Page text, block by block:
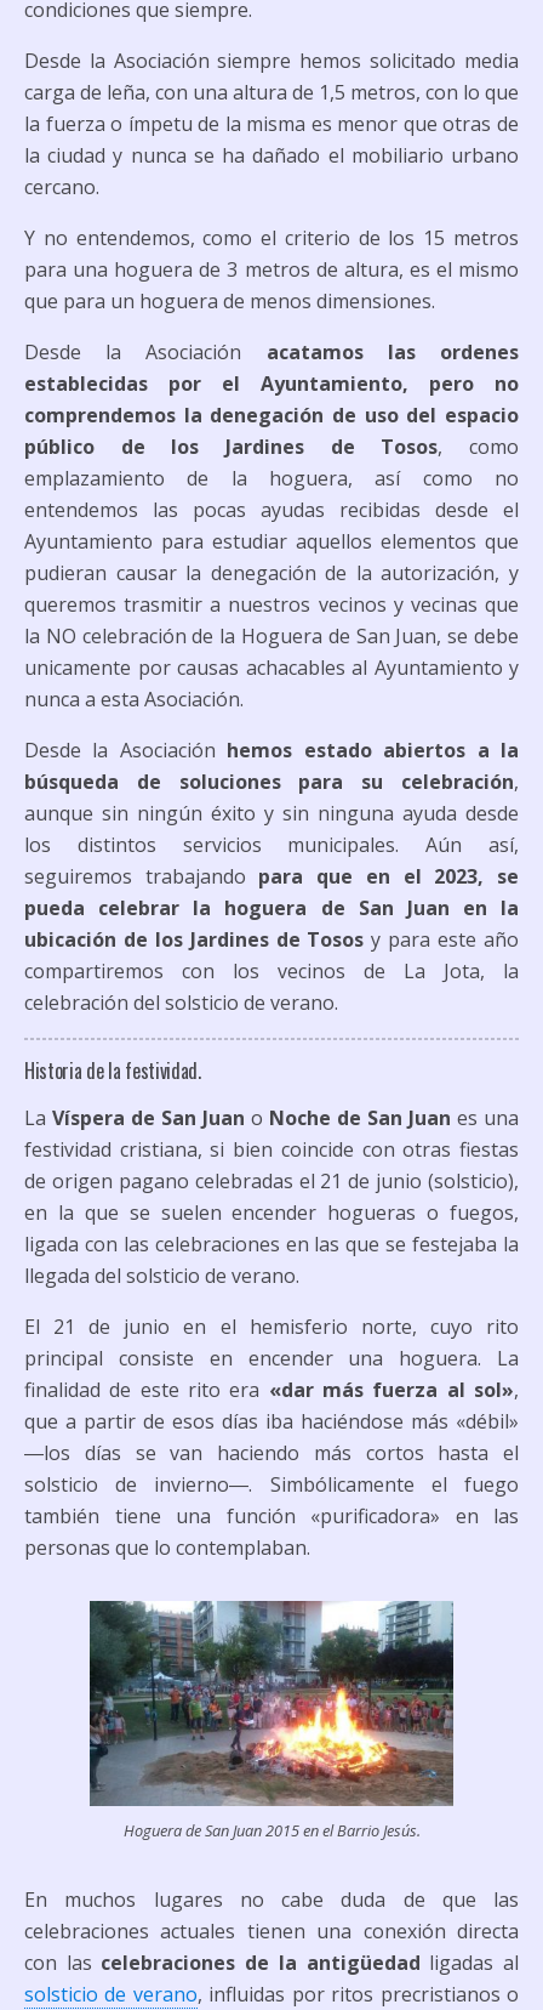
condiciones que siempre.
Desde la Asociación siempre hemos solicitado media
carga de leña, con una altura de 1,5 metros, con lo que
la fuerza o ímpetu de la misma es menor que otras de
la ciudad y nunca se ha dañado el mobiliario urbano
cercano.
Y no entendemos, como el criterio de los 15 metros
para una hoguera de 3 metros de altura, es el mismo
que para un hoguera de menos dimensiones.
Desde la Asociación acatamos las ordenes
establecidas por el Ayuntamiento, pero no
comprendemos la denegación de uso del espacio
público de los Jardines de Tosos, como
emplazamiento de la hoguera, así como no
entendemos las pocas ayudas recibidas desde el
Ayuntamiento para estudiar aquellos elementos que
pudieran causar la denegación de la autorización, y
queremos trasmitir a nuestros vecinos y vecinas que
la NO celebración de la Hoguera de San Juan, se debe
unicamente por causas achacables al Ayuntamiento y
nunca a esta Asociación.
Desde la Asociación hemos estado abiertos a la
búsqueda de soluciones para su celebración,
aunque sin ningún éxito y sin ninguna ayuda desde
los distintos servicios municipales. Aún así,
seguiremos trabajando para que en el 2023, se
pueda celebrar la hoguera de San Juan en la
ubicación de los Jardines de Tosos y para este año
compartiremos con los vecinos de La Jota, la
celebración del solsticio de verano.
Historia de la festividad.
La Víspera de San Juan o Noche de San Juan es una
festividad cristiana, si bien coincide con otras fiestas
de origen pagano celebradas el 21 de junio (solsticio),
en la que se suelen encender hogueras o fuegos,
ligada con las celebraciones en las que se festejaba la
llegada del solsticio de verano.
El 21 de junio en el hemisferio norte, cuyo rito
principal consiste en encender una hoguera. La
finalidad de este rito era «dar más fuerza al sol»,
que a partir de esos días iba haciéndose más «débil»
―los días se van haciendo más cortos hasta el
solsticio de invierno―. Simbólicamente el fuego
también tiene una función «purificadora» en las
personas que lo contemplaban.
Hoguera de San Juan 2015 en el Barrio Jesús.
En muchos lugares no cabe duda de que las
celebraciones actuales tienen una conexión directa
con las celebraciones de la antigüedad ligadas al
solsticio de verano, influidas por ritos precristianos o